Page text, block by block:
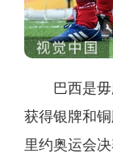
巴西是
获得银牌和
里约奥运会